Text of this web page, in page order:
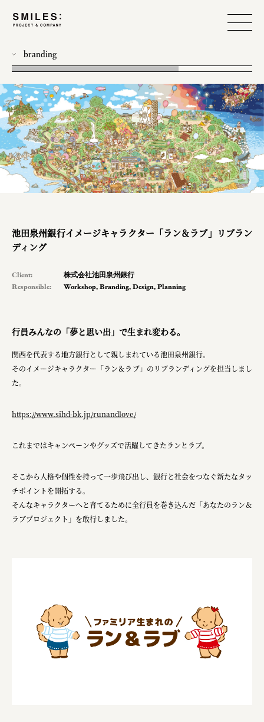
branding
all
photo
workshop
food design
event
produce
design
planning
pr
Soup Stock Tokyo
キリンホールディングス株式会社
アトラス化成株式会社
複合的な形式で実施
三國屋善五郎
なかがわの恵み活用協議会
GLASS-LAB株式会社
株式会社オカムラ
池田泉州銀行イメージキャラクター「ラン＆ラブ」リブラン
ディング
Client:
株式会社池田泉州銀行
Responsible:
Workshop,Branding,Design,Planning
行員みんなの「夢と思い出」で生まれ変わる。
関西を代表する地方銀行として親しまれている池田泉州銀行。
そのイメージキャラクター「ラン＆ラブ」のリブランディングを担当しまし
た。
https://www.sihd-bk.jp/runandlove/
これまではキャンペーンやグッズで活躍してきたランとラブ。
そこから人格や個性を持って一歩飛び出し、銀行と社会をつなぐ新たなタッ
チポイントを開拓する。
そんなキャラクターへと育てるために全行員を巻き込んだ「あなたのラン＆
ラブプロジェクト」を敢行しました。